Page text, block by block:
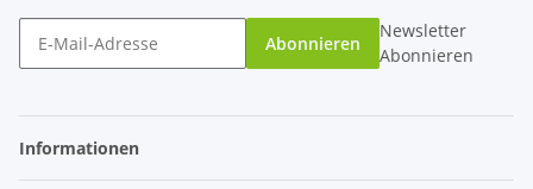
Abonnieren
Newsletter
Abonnieren
Informationen